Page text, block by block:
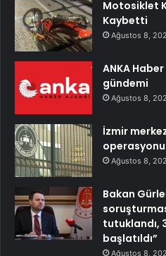
Motosiklet
Kaybetti
Ağustos 8,
ANKA
gündemi
Ağustos 8,
İzmir
Ağustos 8,
Bakan
tutuklandı,
başlatıldı”
Ağustos 8,